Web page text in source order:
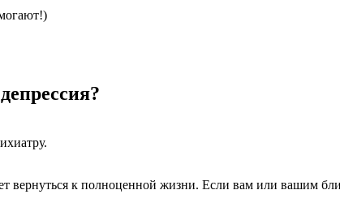
вернуться к полноценной жизни. Если вам или вашим